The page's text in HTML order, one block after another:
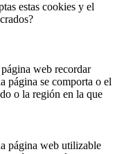
estas cookies y el
web recordar
página se comporta o el
o la región en la que
página web utilizable